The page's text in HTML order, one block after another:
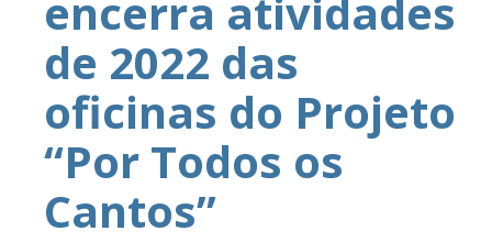
encerra atividades
de 2022 das
oficinas do Projeto
“Por Todos os
Cantos”